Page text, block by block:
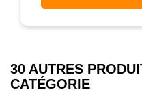
30 AUTRES
CATÉGORIE